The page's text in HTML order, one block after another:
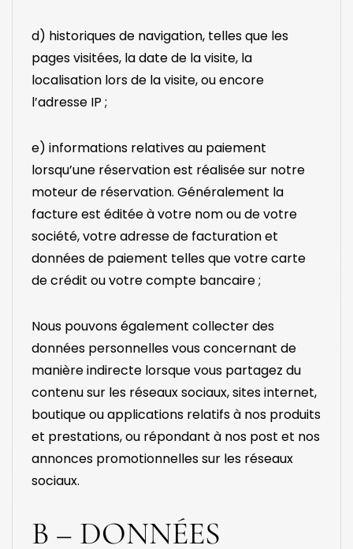
d) historiques de navigation, telles que les
pages visitées, la date de la visite, la
localisation lors de la visite, ou encore
l’adresse IP ;
e) informations relatives au paiement
lorsqu’une réservation est réalisée sur notre
moteur de réservation. Généralement la
facture est éditée à votre nom ou de votre
société, votre adresse de facturation et
données de paiement telles que votre carte
de crédit ou votre compte bancaire ;
Nous pouvons également collecter des
données personnelles vous concernant de
manière indirecte lorsque vous partagez du
contenu sur les réseaux sociaux, sites internet,
boutique ou applications relatifs à nos produits
et prestations, ou répondant à nos post et nos
annonces promotionnelles sur les réseaux
sociaux.
B – DONNÉES